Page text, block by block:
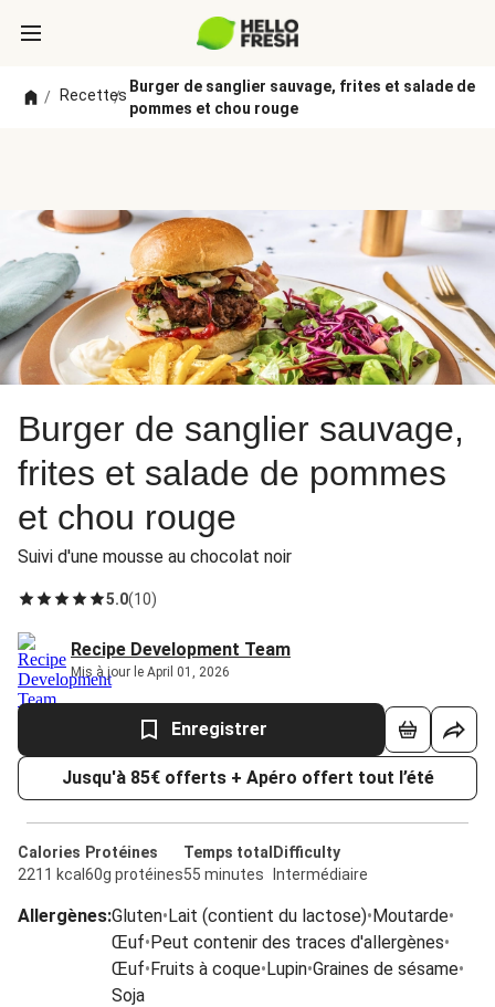
/ Recettes
/
Burger de sanglier sauvage, frites et salade de
pommes et chou rouge
Burger de sanglier sauvage,
frites et salade de pommes
et chou rouge
Suivi d'une mousse au chocolat noir
5.0(10)
Recipe Development Team
Mis à jour le April 01, 2026
Enregistrer
Jusqu'à 85€ offerts + Apéro offert tout l’été
Calories
2211 kcal
Protéines
60g protéines
Temps total
55 minutes
Difficulty
Intermédiaire
Allergènes:Gluten•Lait (contient du lactose)•Moutarde•
Œuf•Peut contenir des traces d'allergènes•
Œuf•Fruits à coque•Lupin•Graines de sésame•
Soja